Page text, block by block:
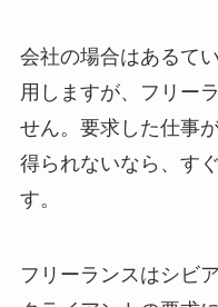
会社の場合はあるて
用しますが、フリー
せん。要求した仕事
得られないなら、す
す。
フリーランスはシビ